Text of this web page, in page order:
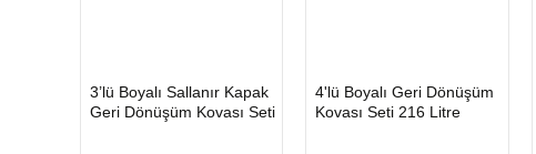
HIZLI
GÖNDERİ
3’lü Boyalı Sallanır Kapak
Geri Dönüşüm Kovası Seti
HIZLI
GÖNDERİ
4'lü Boyalı Geri Dönüşüm
Kovası Seti 216 Litre